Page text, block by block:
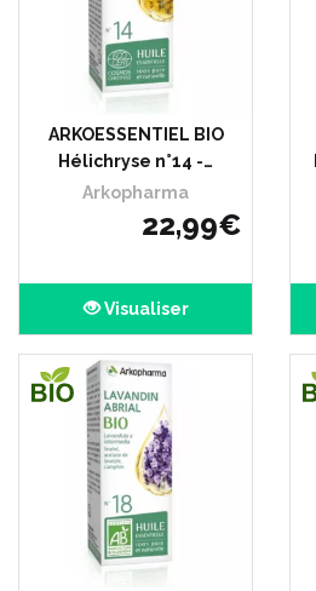
ARKOESSENTIEL BIO
Hélichryse n°14 -…
Arkopharma
22,99€
Visualiser